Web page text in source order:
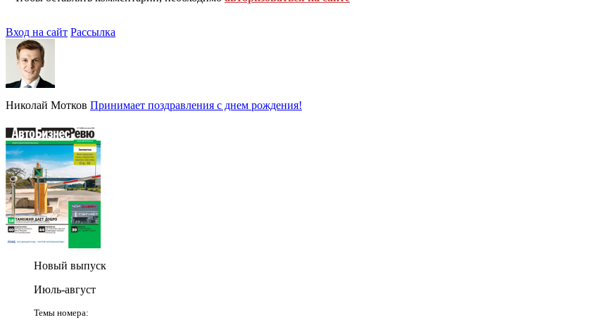
Вход на сайт Рассылка
Николай Мотков Принимает поздравления с днем рождения!
Новый выпуск
Июль-август
Темы номера: